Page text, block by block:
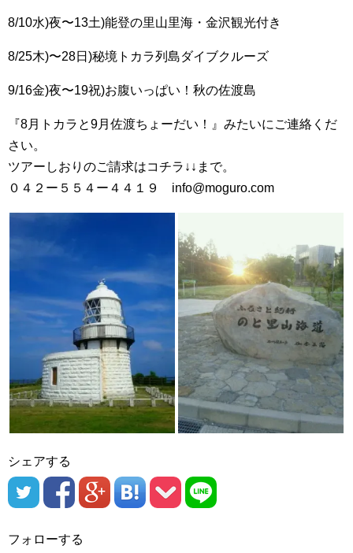
8/10水)夜〜13土)能登の里山里海・金沢観光付き
8/25木)〜28日)秘境トカラ列島ダイブクルーズ
9/16金)夜〜19祝)お腹いっぱい！秋の佐渡島
『8月トカラと9月佐渡ちょーだい！』みたいにご連絡くだ
さい。
ツアーしおりのご請求はコチラ↓↓まで。
０４２ー５５４ー４４１９ info@moguro.com
シェアする
フォローする